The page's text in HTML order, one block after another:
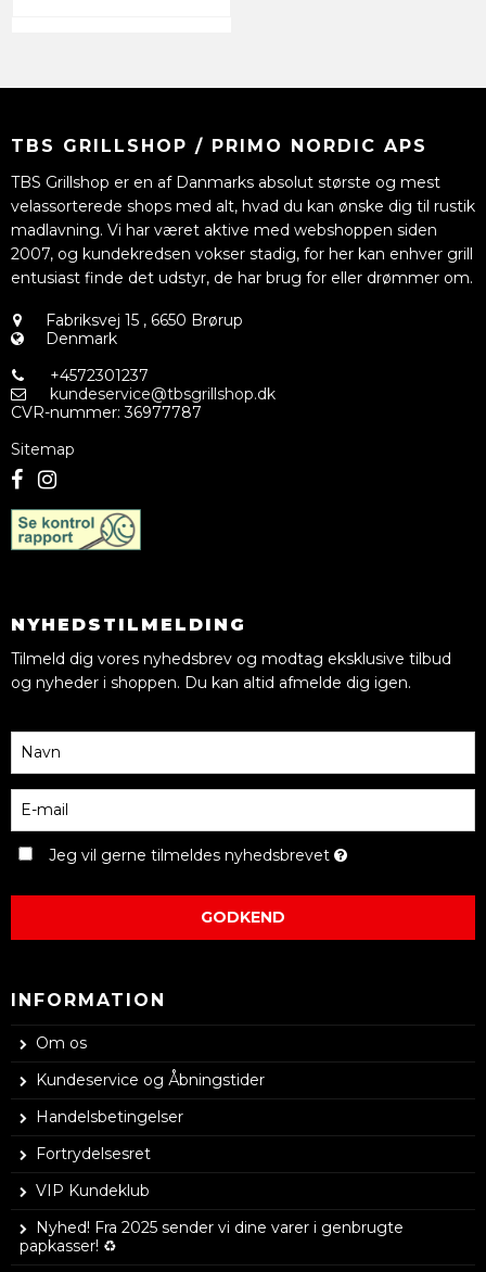
TBS GRILLSHOP / PRIMO NORDIC APS
TBS Grillshop er en af Danmarks absolut største og mest
velassorterede shops med alt, hvad du kan ønske dig til rustik
madlavning. Vi har været aktive med webshoppen siden
2007, og kundekredsen vokser stadig, for her kan enhver grill
entusiast finde det udstyr, de har brug for eller drømmer om.
Fabriksvej 15 , 6650 Brørup
Denmark
+4572301237
kundeservice@tbsgrillshop.dk
CVR-nummer: 36977787
Sitemap
NYHEDSTILMELDING
Tilmeld dig vores nyhedsbrev og modtag eksklusive tilbud
og nyheder i shoppen. Du kan altid afmelde dig igen.
Jeg vil gerne tilmeldes nyhedsbrevet
GODKEND
INFORMATION
Om os
Kundeservice og Åbningstider
Handelsbetingelser
Fortrydelsesret
VIP Kundeklub
Nyhed! Fra 2025 sender vi dine varer i genbrugte
papkasser! ♻️